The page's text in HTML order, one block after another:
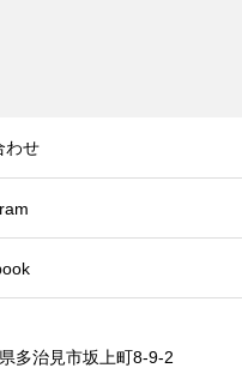
わせ
多治見市坂上町8-9-2